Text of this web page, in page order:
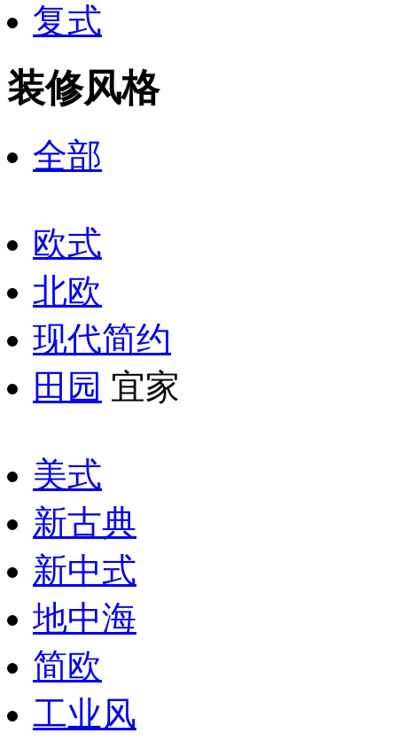
复式
装修风格
全部
欧式
北欧
现代简约
田园 宜家
美式
新古典
新中式
地中海
简欧
工业风